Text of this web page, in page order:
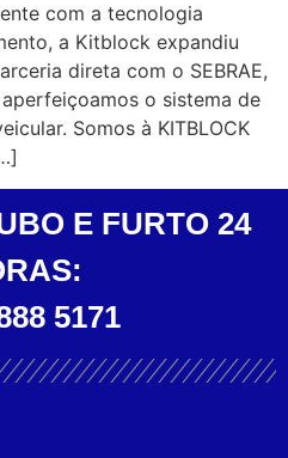
com a tecnologia
a Kitblock expandiu
direta com o SEBRAE,
o sistema de
Somos à KITBLOCK
E FURTO 24
5171